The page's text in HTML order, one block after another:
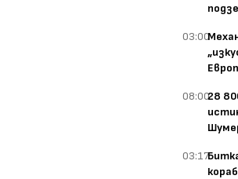
03:00
08:0028
03:17